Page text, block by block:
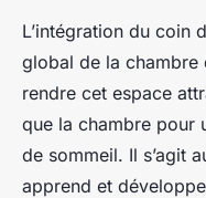
L’intégration du coin
global de la chambre
rendre cet espace
que la chambre pour
de sommeil. Il s’agit
apprend et